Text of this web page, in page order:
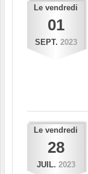
Le vendredi
01
SEPT. 2023
Le vendredi
28
JUIL. 2023